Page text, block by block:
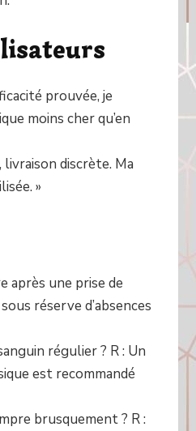
prouvée, je
moins cher qu’en
discrète. Ma
»
après une prise de
réserve d’absences
régulier ? R : Un
est recommandé
brusquement ? R :